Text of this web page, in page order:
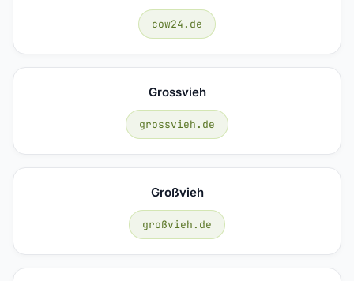
cow24.de
Grossvieh
grossvieh.de
Großvieh
großvieh.de